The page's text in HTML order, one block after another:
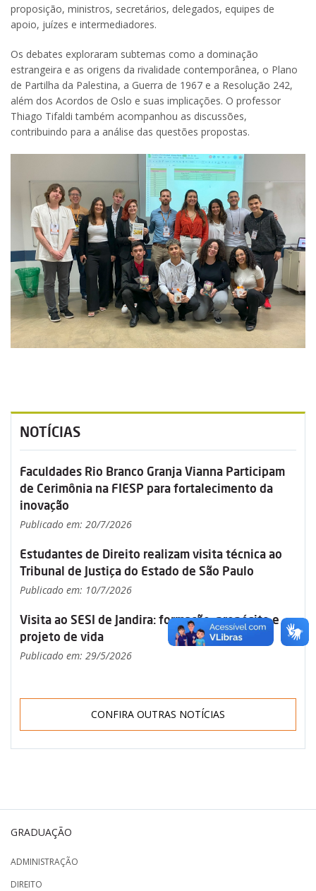
proposição, ministros, secretários, delegados, equipes de
apoio, juízes e intermediadores.
Os debates exploraram subtemas como a dominação
estrangeira e as origens da rivalidade contemporânea, o Plano
de Partilha da Palestina, a Guerra de 1967 e a Resolução 242,
além dos Acordos de Oslo e suas implicações. O professor
Thiago Tifaldi também acompanhou as discussões,
contribuindo para a análise das questões propostas.
NOTÍCIAS
Faculdades Rio Branco Granja Vianna Participam
de Cerimônia na FIESP para fortalecimento da
inovação
Publicado em: 20/7/2026
Estudantes de Direito realizam visita técnica ao
Tribunal de Justiça do Estado de São Paulo
Publicado em: 10/7/2026
Visita ao SESI de Jandira: formação, propósito e
projeto de vida
Publicado em: 29/5/2026
CONFIRA OUTRAS NOTÍCIAS
GRADUAÇÃO
ADMINISTRAÇÃO
DIREITO